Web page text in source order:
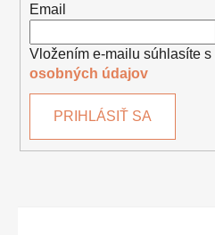
Email
Vložením e-mailu súhlasíte s
osobných údajov
PRIHLÁSIŤ SA